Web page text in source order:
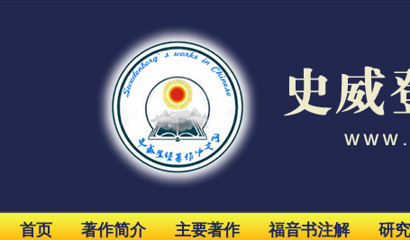
首页 著作简介 主要著作 福音书注解 研